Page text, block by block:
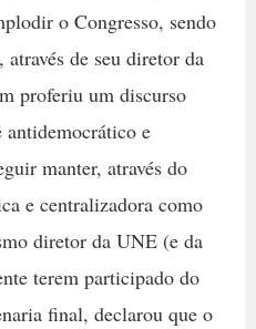
o Congresso, sendo
de seu diretor da
proferiu um discurso
antidemocrático e
manter, através do
e centralizadora como
diretor da UNE (e da
terem participado do
final, declarou que o